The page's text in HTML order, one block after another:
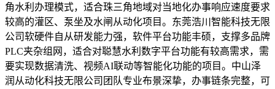
角水利办理模式，适合珠三角地域对当地化办事响应速度要求
较高的灌区、泵坐及水闸从动化项目。东莞浩川智能科技无限
公司软硬件自从研发能力强，软件平台功能丰硕，支撑多品牌
PLC夹杂组网，适合对聪慧水利数字平台功能有较高需求，需
要实现数据清洗、视频AI联动等智能化功能的项目。中山泽
润从动化科技无限公司团队专业布景深挚，办事链条完整，可